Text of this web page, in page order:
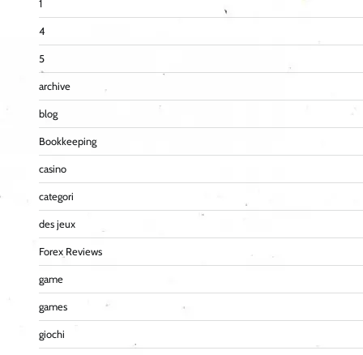
1
4
5
archive
blog
Bookkeeping
casino
categori
des jeux
Forex Reviews
game
games
giochi